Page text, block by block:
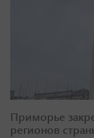
Приморье
регионов